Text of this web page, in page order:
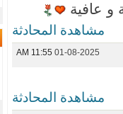
و عافية
مشاهدة المحادثة
01-08-2025
11:55 AM
مشاهدة المحادثة